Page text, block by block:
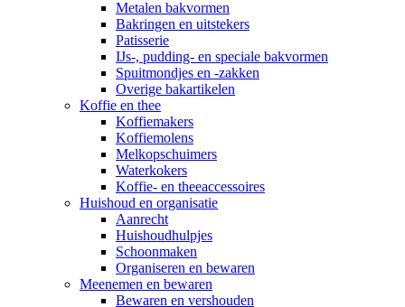
Metalen bakvormen
Bakringen en uitstekers
Patisserie
IJs-, pudding- en speciale bakvormen
Spuitmondjes en -zakken
Overige bakartikelen
Koffie en thee
Koffiemakers
Koffiemolens
Melkopschuimers
Waterkokers
Koffie- en theeaccessoires
Huishoud en organisatie
Aanrecht
Huishoudhulpjes
Schoonmaken
Organiseren en bewaren
Meenemen en bewaren
Bewaren en vershouden